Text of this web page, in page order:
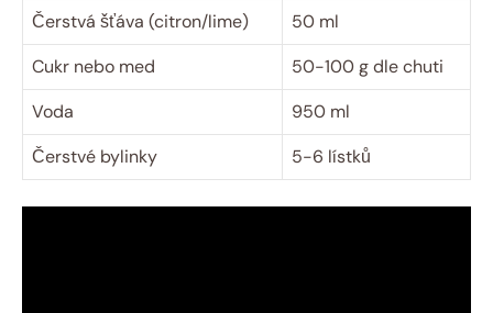
Čerstvá šťáva (citron/lime)
50 ml
Cukr nebo med
50-100 g dle chuti
Voda
950 ml
Čerstvé bylinky
5-6 lístků